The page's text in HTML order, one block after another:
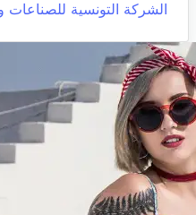
الشركة التونسية للصناعات